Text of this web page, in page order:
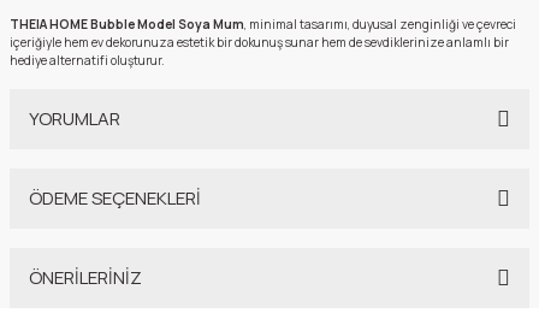
THEIA HOME Bubble Model Soya Mum, minimal tasarımı, duyusal zenginliği ve çevreci
içeriğiyle hem ev dekorunuza estetik bir dokunuş sunar hem de sevdiklerinize anlamlı bir
hediye alternatifi oluşturur.
YORUMLAR
Bu ürüne ilk yorumu siz yapın!
ÖDEME SEÇENEKLERİ
ÖNERİLERİNİZ